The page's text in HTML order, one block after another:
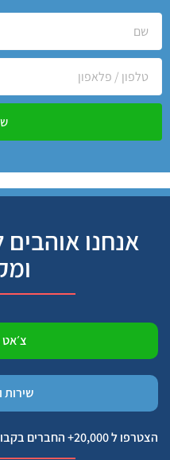
אנחנו
שירות
הצטרפו ל 20,000+ החברים בקבוצת הפייסבוק שלנו ״מטפלים בהורים